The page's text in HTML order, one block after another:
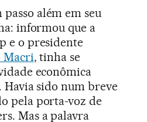
além em seu
informou que a
e o presidente
Macri, tinha se
econômica
Havia sido num breve
pela porta-voz de
Mas a palavra